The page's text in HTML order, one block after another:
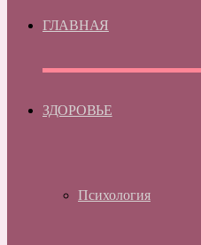
ГЛАВНАЯ
ЗДОРОВЬЕ
Психология